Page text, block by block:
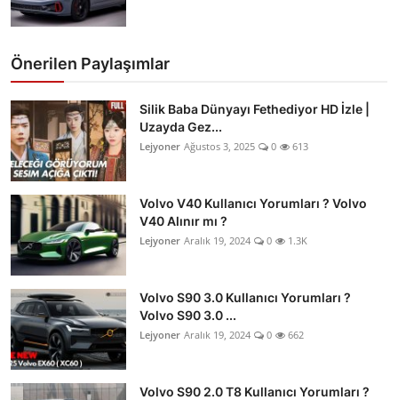
Önerilen Paylaşımlar
Silik Baba Dünyayı Fethediyor HD İzle |
Uzayda Gez...
Lejyoner Ağustos 3, 2025 0 613
Volvo V40 Kullanıcı Yorumları ? Volvo
V40 Alınır mı ?
Lejyoner Aralık 19, 2024 0 1.3K
Volvo S90 3.0 Kullanıcı Yorumları ?
Volvo S90 3.0 ...
Lejyoner Aralık 19, 2024 0 662
Volvo S90 2.0 T8 Kullanıcı Yorumları ?